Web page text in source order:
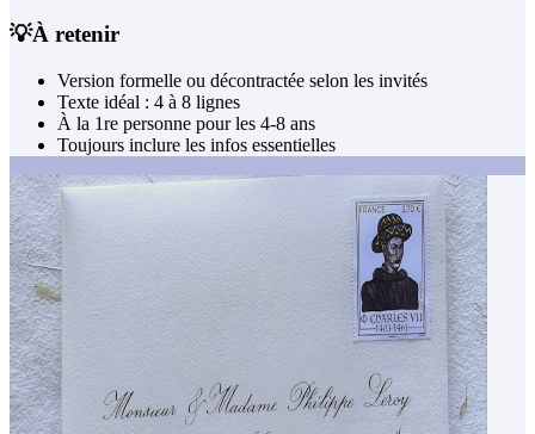
💡À retenir
Version formelle ou décontractée selon les invités
Texte idéal : 4 à 8 lignes
À la 1re personne pour les 4-8 ans
Toujours inclure les infos essentielles